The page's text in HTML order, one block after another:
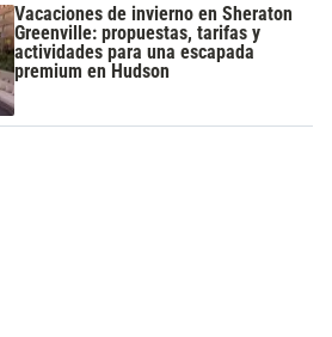
Vacaciones de invierno en Sheraton
Greenville: propuestas, tarifas y
actividades para una escapada
premium en Hudson